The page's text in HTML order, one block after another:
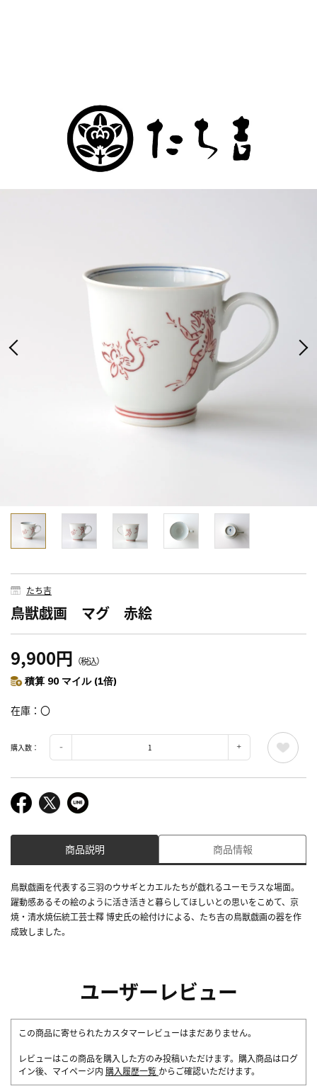
たち吉
鳥獣戯画 マグ 赤絵
9,900円 （税込）
積算 90 マイル (1倍)
在庫 〇
購入数：
商品説明 商品情報
鳥獣戯画を代表する三羽のウサギとカエルたちが戯れるユーモラスな場面。
躍動感あるその絵のように活き活きと暮らしてほしいとの思いをこめて、京
焼・清水焼伝統工芸士釋 博史氏の絵付けによる、たち吉の鳥獣戯画の器を作
成致しました。
ユーザーレビュー
この商品に寄せられたカスタマーレビューはまだありません。
レビューはこの商品を購入した方のみ投稿いただけます。購入商品はログ
イン後、マイページ内 購入履歴一覧 からご確認いただけます。